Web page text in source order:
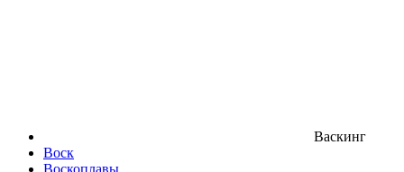
Васкинг
Воск
Воскоплавы